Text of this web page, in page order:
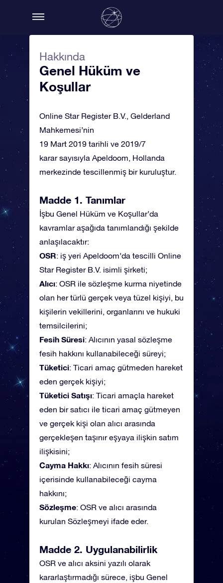
Hakkında
Genel Hüküm ve
Koşullar
Online Star Register B.V., Gelderland
Mahkemesi’nin
19 Mart 2019 tarihli ve 2019/7
karar sayısıyla Apeldoom, Hollanda
merkezinde tescillenmiş bir kuruluştur.
Madde 1. Tanımlar
İşbu Genel Hüküm ve Koşullar’da
kavramlar aşağıda tanımlandığı şekilde
anlaşılacaktır:
OSR: iş yeri Apeldoom’da tescilli Online
Star Register B.V. isimli şirketi;
Alıcı: OSR ile sözleşme kurma niyetinde
olan her türlü gerçek veya tüzel kişiyi, bu
kişilerin vekillerini, organlarını ve hukuki
temsilcilerini;
Fesih Süresi: Alıcının yasal sözleşme
fesih hakkını kullanabileceği süreyi;
Tüketici: Ticari amaç gütmeden hareket
eden gerçek kişiyi;
Tüketici Satışı: Ticari amaçla hareket
eden bir satıcı ile ticari amaç gütmeyen
ve gerçek kişi olan alıcı arasında
gerçekleşen taşınır eşyaya ilişkin satım
ilişkisini;
Cayma Hakkı: Alıcının fesih süresi
içerisinde kullanabileceği cayma
hakkını;
Sözleşme: OSR ve alıcı arasında
kurulan Sözleşmeyi ifade eder.
Madde 2. Uygulanabilirlik
OSR ve alıcı aksini yazılı olarak
kararlaştırmadığı sürece, işbu Genel